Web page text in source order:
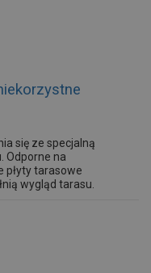
się ze specjalną
Odporne na
płyty tarasowe
wygląd tarasu.